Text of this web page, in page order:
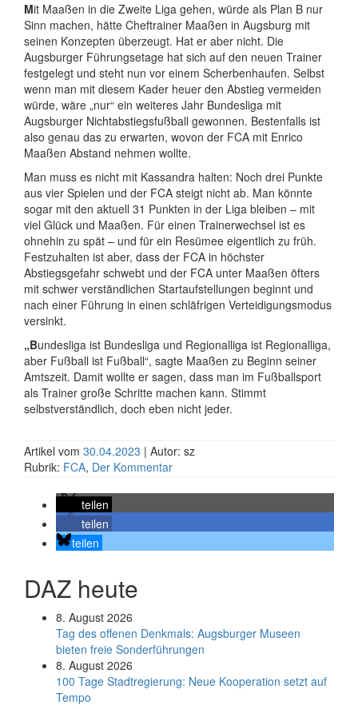
Mit Maaßen in die Zweite Liga gehen, würde als Plan B nur
Sinn machen, hätte Cheftrainer Maaßen in Augsburg mit
seinen Konzepten überzeugt. Hat er aber nicht. Die
Augsburger Führungsetage hat sich auf den neuen Trainer
festgelegt und steht nun vor einem Scherbenhaufen. Selbst
wenn man mit diesem Kader heuer den Abstieg vermeiden
würde, wäre „nur“ ein weiteres Jahr Bundesliga mit
Augsburger Nichtabstiegsfußball gewonnen. Bestenfalls ist
also genau das zu erwarten, wovon der FCA mit Enrico
Maaßen Abstand nehmen wollte.
Man muss es nicht mit Kassandra halten: Noch drei Punkte
aus vier Spielen und der FCA steigt nicht ab. Man könnte
sogar mit den aktuell 31 Punkten in der Liga bleiben – mit
viel Glück und Maaßen. Für einen Trainerwechsel ist es
ohnehin zu spät – und für ein Resümee eigentlich zu früh.
Festzuhalten ist aber, dass der FCA in höchster
Abstiegsgefahr schwebt und der FCA unter Maaßen öfters
mit schwer verständlichen Startaufstellungen beginnt und
nach einer Führung in einen schläfrigen Verteidigungsmodus
versinkt.
„Bundesliga ist Bundesliga und Regionalliga ist Regionalliga,
aber Fußball ist Fußball“, sagte Maaßen zu Beginn seiner
Amtszeit. Damit wollte er sagen, dass man im Fußballsport
als Trainer große Schritte machen kann. Stimmt
selbstverständlich, doch eben nicht jeder.
Artikel vom 30.04.2023 | Autor: sz
Rubrik: FCA, Der Kommentar
teilen
teilen
teilen
DAZ heute
8. August 2026
Tag des offenen Denkmals: Augsburger Museen
bieten freie Sonderführungen
8. August 2026
100 Tage Stadtregierung: Neue Kooperation setzt auf
Tempo